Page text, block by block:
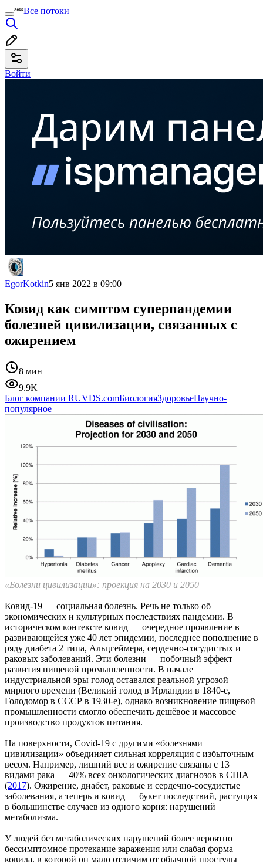
Все потоки
Войти
EgorKotkin5 янв 2022 в 09:00
Ковид как симптом суперпандемии
болезней цивилизации, связанных с
ожирением
8 мин
9.9K
Блог компании RUVDS.comБиологияЗдоровьеНаучно-
популярное
«Болезни цивилизации»: проекция на 2030 и 2050
Ковид-19 — социальная болезнь. Речь не только об
экономических и культурных последствиях пандемии. В
историческом контексте ковид — очередное проявление в
развивающейся уже 40 лет эпидемии, последнее пополнение в
ряду диабета 2 типа, Альцгеймера, сердечно-сосудистых и
раковых заболеваний. Эти болезни — побочный эффект
развития пищевой промышленности. В начале
индустриальной эры голод оставался реальной угрозой
мирного времени (Великий голод в Ирландии в 1840-е,
Голодомор в СССР в 1930-е), однако возникновение пищевой
промышленности смогло обеспечить дешёвое и массовое
производство продуктов питания.
На поверхности, Covid-19 с другими «болезнями
цивилизации» объединяет сильная корреляция с избыточным
весом. Например, лишний вес и ожирение связаны с 13
видами рака — 40% всех онкологических диагнозов в США
(2017). Ожирение, диабет, раковые и сердечно-сосудистые
заболевания, а теперь и ковид — букет последствий, растущих
в большинстве случаев из одного корня: нарушений
метаболизма.
У людей без метаболических нарушений более вероятно
бессимптомное протекание заражения или слабая форма
ковида, в которой он мало отличим от обычной простуды